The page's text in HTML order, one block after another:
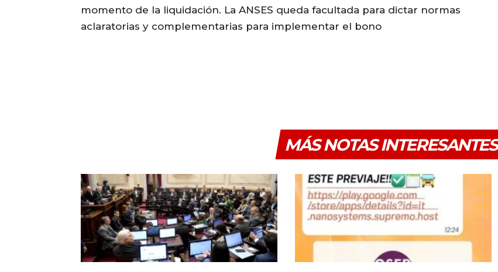
momento de la liquidación. La ANSES queda facultada para dictar normas
aclaratorias y complementarias para implementar el bono
MÁS NOTAS INTERESANTES